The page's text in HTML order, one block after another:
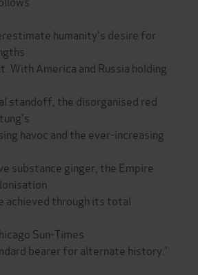
humanity's desire for
With America and Russia holding
standoff, the disorganised red
havoc and the ever-increasing
substance ginger, the Empire
achieved through its total
Sun-Times
bearer for alternate history.'